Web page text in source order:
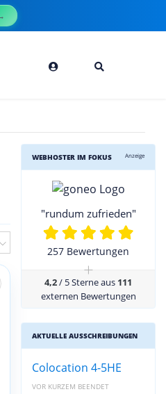
WEBHOSTER IM FOKUS Anzeige
"rundum zufrieden"
257 Bewertungen
+
4,2/ 5 Sterne aus 111
externen Bewertungen
AKTUELLE AUSSCHREIBUNGEN
Colocation 4-5HE
VOR KURZEM BEENDET